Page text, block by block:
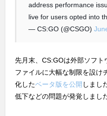
address performance
live for users opted into
— CS:GO (@CSGO)
先月末、CS:GOは外部ソフ
ファイルに大幅な制限を設け
化したベータ版を公開 しまし
低下などの問題が発覚しまし